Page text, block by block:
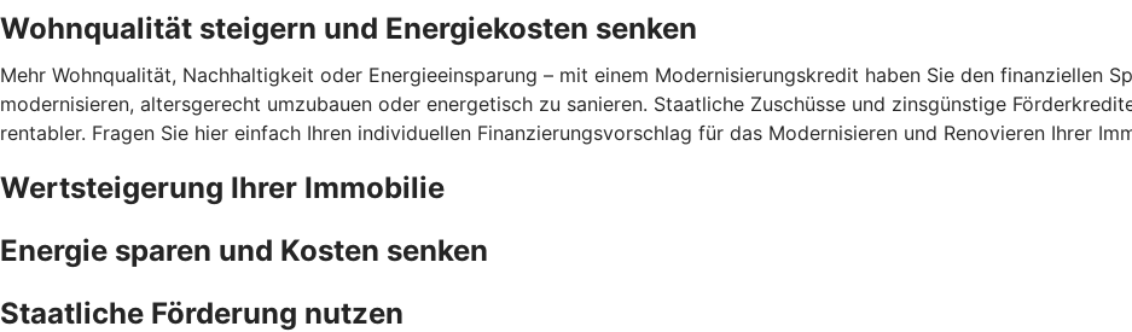
Wohnqualität steigern und Energiekosten senken
Mehr Wohnqualität, Nachhaltigkeit oder Energieeinsparung – mit einem Modernisierungskredit haben Sie den finanziellen
modernisieren, altersgerecht umzubauen oder energetisch zu sanieren. Staatliche Zuschüsse und zinsgünstige
rentabler. Fragen Sie hier einfach Ihren individuellen Finanzierungsvorschlag für das Modernisieren und Renovieren Ihrer
Wertsteigerung Ihrer Immobilie
Energie sparen und Kosten senken
Staatliche Förderung nutzen